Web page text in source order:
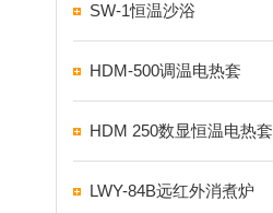
SW-1恒温沙浴
HDM-500调温电热套
HDM 250数显恒温电热套
LWY-84B远红外消煮炉